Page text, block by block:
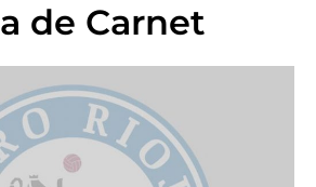
de Carnet